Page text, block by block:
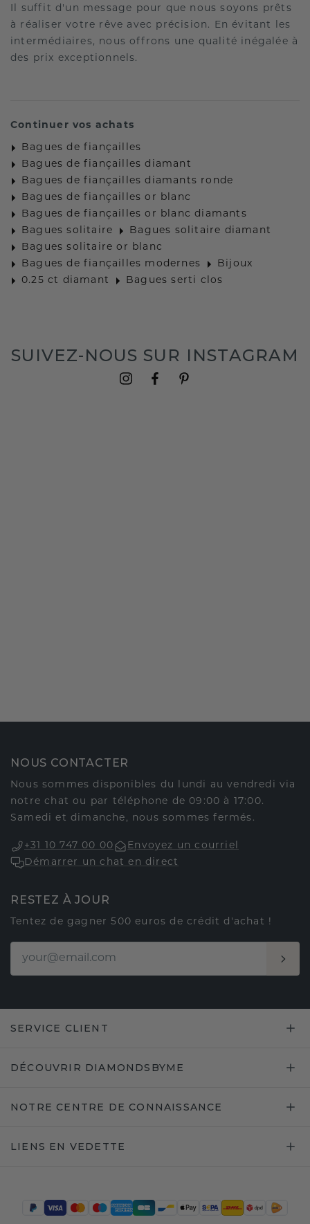
Il suffit d'un message pour que nous soyons prêts
à réaliser votre rêve avec précision. En évitant les
intermédiaires, nous offrons une qualité inégalée à
des prix exceptionnels.
Continuer vos achats
Bagues de fiançailles
Bagues de fiançailles diamant
Bagues de fiançailles diamants ronde
Bagues de fiançailles or blanc
Bagues de fiançailles or blanc diamants
Bagues solitaire
Bagues solitaire diamant
Bagues solitaire or blanc
Bagues de fiançailles modernes
Bijoux
0.25 ct diamant
Bagues serti clos
SUIVEZ-NOUS SUR INSTAGRAM
NOUS CONTACTER
Nous sommes disponibles du lundi au vendredi via
notre chat ou par téléphone de 09:00 à 17:00.
Samedi et dimanche, nous sommes fermés.
+31 10 747 00 00
Envoyez un courriel
Démarrer un chat en direct
RESTEZ À JOUR
Tentez de gagner 500 euros de crédit d'achat !
SERVICE CLIENT
DÉCOUVRIR DIAMONDSBYME
NOTRE CENTRE DE CONNAISSANCE
LIENS EN VEDETTE